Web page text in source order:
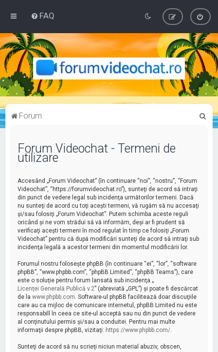
FAQ
Forum
Forum Videochat - Termeni de
utilizare
Accesând „Forum Videochat” (în continuare “noi”, “nostru”, “Forum
Videochat”, “https://forumvideochat.ro”), sunteţi de acord să intraţi
din punct de vedere legal sub incidenţa următorilor termeni. Dacă
nu sunteţi de acord cu toţi aceşti termeni, vă rugăm să nu accesaţi
şi/sau folosiţi „Forum Videochat”. Putem schimba aceste reguli
oricând şi ne vom strădui să vă informăm, deşi ar fi prudent să
verificaţi aceşti termeni în mod regulat în timp ce folosiţi „Forum
Videochat” pentru că după modificări sunteţi de acord să intraţi sub
incidenţa legală a acestor termeni din momentul modificării lor.
Forumul nostru foloseşte phpBB (în continuare “ei”, “lor”, “software
phpBB”, “www.phpbb.com”, “phpBB Limited”, “phpBB Teams”), care
este o soluţie pentru forum lansată sub incidenţa „
Licenţei Generală Publică v.2” (abreviată „GPL”) şi poate fi descărcat
de lawww.phpbb.com. Software-ul phpBB facilitează doar discuţiile
care au ca mijloc de comunicare internetul, phpBB Limited nu este
responsabill în ceea ce site-ul acceptă sau nu din punct de vedere
al conţinutului permis şi/sau a conduitei. Pentru mai multe
informaţii despre phpBB, vizitaţi: https://www.phpbb.com/.
Sunteţi de acord să nu scrieţi niciun material abuziv, obscen,